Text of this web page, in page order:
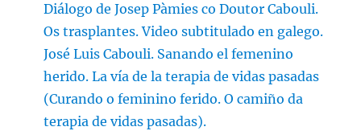
Diálogo de Josep Pàmies co Doutor Cabouli.
Os trasplantes. Video subtitulado en galego.
José Luis Cabouli. Sanando el femenino
herido. La vía de la terapia de vidas pasadas
(Curando o feminino ferido. O camiño da
terapia de vidas pasadas).